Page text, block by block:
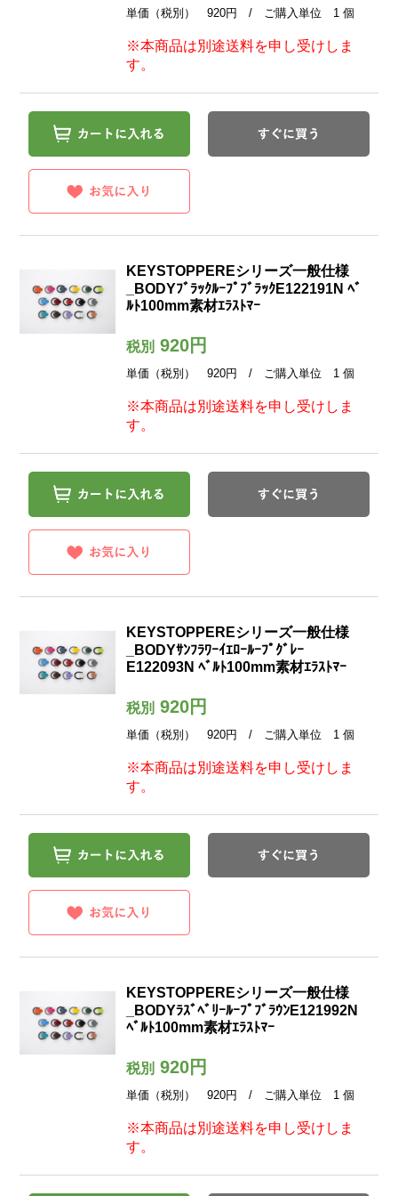
単価（税別） 920円 / ご購入単位 1 個
※本商品は別途送料を申し受けしま
す。
KEYSTOPPEREシリーズ一般仕様
_BODYﾌﾞﾗｯｸﾙｰﾌﾟﾌﾞﾗｯｸE122191N ﾍﾞ
ﾙﾄ100mm素材ｴﾗｽﾄﾏｰ
税別920円
単価（税別） 920円 / ご購入単位 1 個
※本商品は別途送料を申し受けしま
す。
KEYSTOPPEREシリーズ一般仕様
_BODYｻﾝﾌﾗﾜｰｲｴﾛｰﾙｰﾌﾟｸﾞﾚｰ
E122093N ﾍﾞﾙﾄ100mm素材ｴﾗｽﾄﾏｰ
税別920円
単価（税別） 920円 / ご購入単位 1 個
※本商品は別途送料を申し受けしま
す。
KEYSTOPPEREシリーズ一般仕様
_BODYﾗｽﾞﾍﾞﾘｰﾙｰﾌﾟﾌﾞﾗｳﾝE121992N
ﾍﾞﾙﾄ100mm素材ｴﾗｽﾄﾏｰ
税別920円
単価（税別） 920円 / ご購入単位 1 個
※本商品は別途送料を申し受けしま
す。